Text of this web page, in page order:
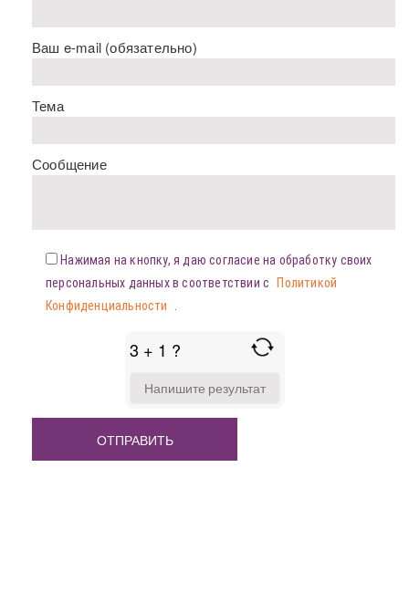
Ваш e-mail (обязательно)
Тема
Сообщение
Нажимая на кнопку, я даю согласие на обработку своих
персональных данных в соответствии с
Политикой
Конфиденциальности
3 + 1 ?
FOR
+